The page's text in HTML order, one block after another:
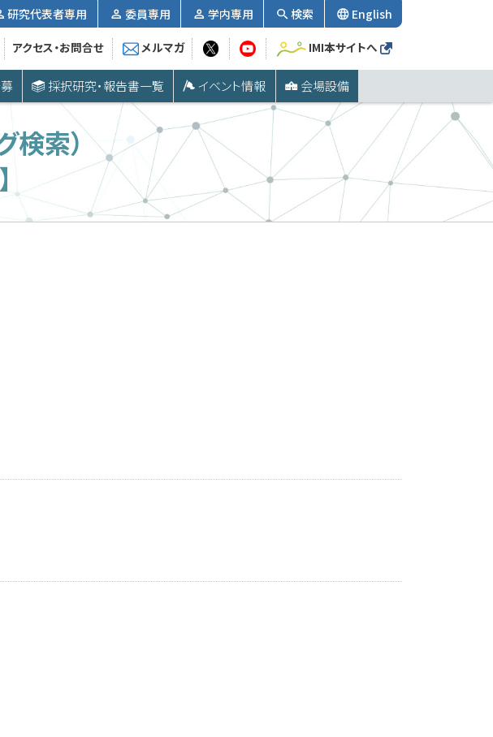
採択研究・報告書一覧 イベント情報 会場設備
研究代表者専用 委員専用 学内専用 検索 English
アクセス・お問合せ メルマガ IMI本サイトへ
検索）